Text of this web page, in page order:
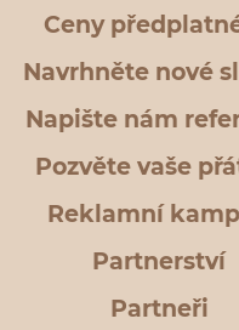
Ceny
Navrhněte nové
Napište nám
Pozvěte vaše
Reklamní
Partnerství
Partneři